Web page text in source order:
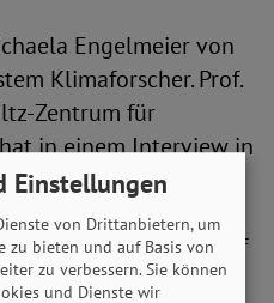
Engelmeier von
Klimaforscher. Prof.
Zentrum für
in einem Interview in
SoVD-Zeitung eine
Gesellschaft und
grundsätzlich nicht auf
ausgelegt. Wir
Einstellungen
von Drittanbietern, um
zu bieten und auf Basis von
zu verbessern. Sie können
und Dienste wir